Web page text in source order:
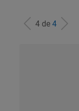
4 de 4